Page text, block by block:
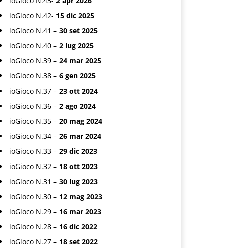
ioGioco N.42- 15 dic 2025
ioGioco N.41 – 30 set 2025
ioGioco N.40 – 2 lug 2025
ioGioco N.39 – 24 mar 2025
ioGioco N.38 – 6 gen 2025
ioGioco N.37 – 23 ott 2024
ioGioco N.36 – 2 ago 2024
ioGioco N.35 – 20 mag 2024
ioGioco N.34 – 26 mar 2024
ioGioco N.33 – 29 dic 2023
ioGioco N.32 – 18 ott 2023
ioGioco N.31 – 30 lug 2023
ioGioco N.30 – 12 mag 2023
ioGioco N.29 – 16 mar 2023
ioGioco N.28 – 16 dic 2022
ioGioco N.27 – 18 set 2022